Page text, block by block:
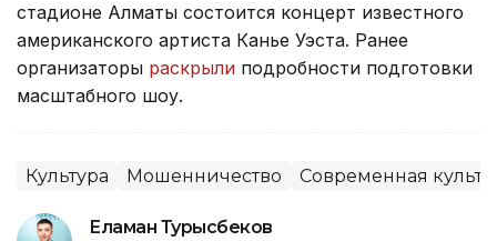
стадионе Алматы состоится концерт известного
американского артиста Канье Уэста. Ранее
организаторы раскрыли подробности подготовки
масштабного шоу.
Культура Мошенничество Современная
Еламан Турысбеков